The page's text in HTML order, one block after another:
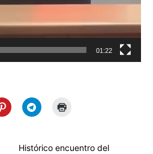
01:22
Histórico encuentro del